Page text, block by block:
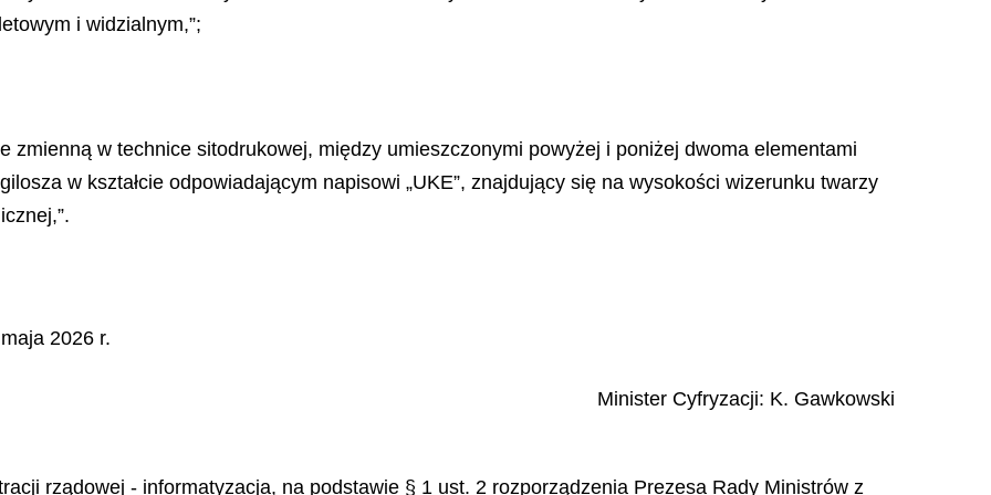
i widzialnym,”;
zmienną w technice sitodrukowej, między umieszczonymi powyżej i poniżej dwoma elementami
w kształcie odpowiadającym napisowi „UKE”, znajdujący się na wysokości wizerunku twarzy
2026 r.
Minister Cyfryzacji: K. Gawkowski
rządowej - informatyzacja, na podstawie § 1 ust. 2 rozporządzenia Prezesa Rady Ministrów z